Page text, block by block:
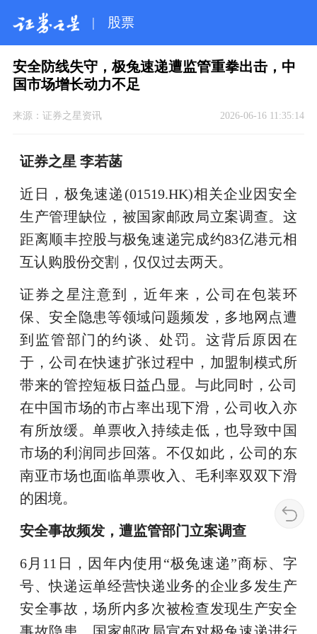
| 股票
安全防线失守，极兔速递遭监管重拳出击，中
国市场增长动力不足
来源： 证券之星资讯 2026-06-16 11:35:14
证券之星 李若菡
近日，极兔速递(01519.HK)相关企业因安全
生产管理缺位，被国家邮政局立案调查。这
距离顺丰控股与极兔速递完成约83亿港元相
互认购股份交割，仅仅过去两天。
证券之星注意到，近年来，公司在包装环
保、安全隐患等领域问题频发，多地网点遭
到监管部门的约谈、处罚。这背后原因在
于，公司在快速扩张过程中，加盟制模式所
带来的管控短板日益凸显。与此同时，公司
在中国市场的市占率出现下滑，公司收入亦
有所放缓。单票收入持续走低，也导致中国
市场的利润同步回落。不仅如此，公司的东
南亚市场也面临单票收入、毛利率双双下滑
的困境。
安全事故频发，遭监管部门立案调查
6月11日，因年内使用“极兔速递”商标、字
号、快递运单经营快递业务的企业多发生产
安全事故，场所内多次被检查发现生产安全